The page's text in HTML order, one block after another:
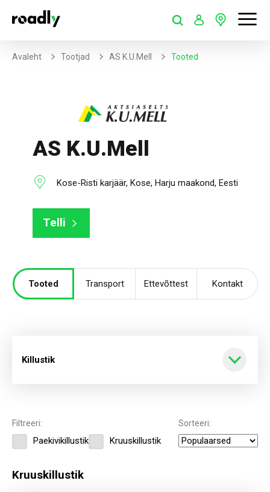
Avaleht Tootjad AS K.U.Mell Tooted
AS K.U.Mell
Kose-Risti karjäär, Kose, Harju maakond, Eesti
Telli
Tooted Transport Ettevõttest Kontakt
Killustik
Killustik
Filtreeri:
Paekivikillustik Kruuskillustik
Sorteeri:
Kruuskillustik